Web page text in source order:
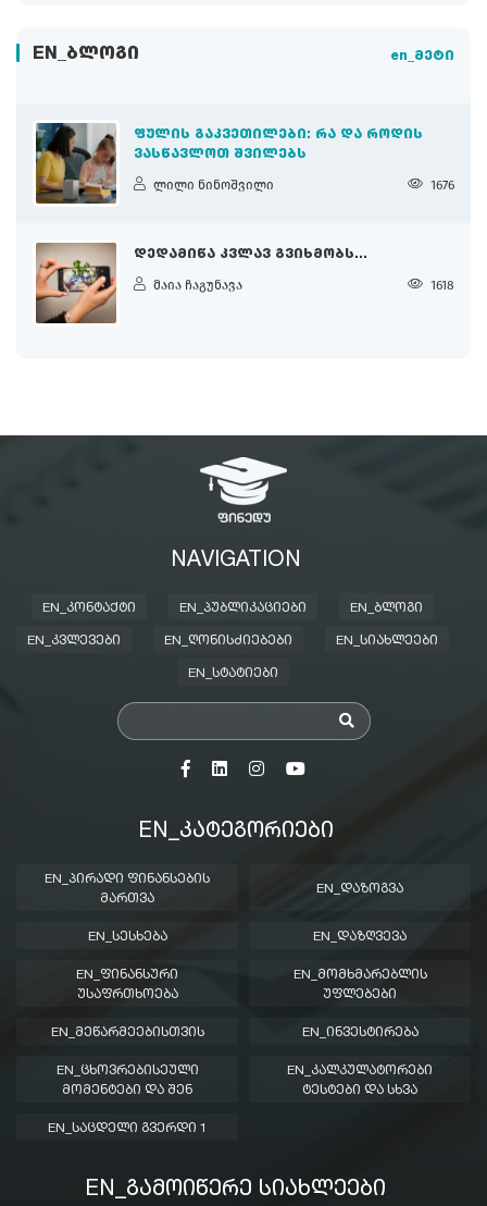
EN_ᲑᲚᲝᲒᲘ en_მეტი
ᲤᲣᲚᲘᲡ ᲒᲐᲙᲕᲔᲗᲘᲚᲔᲑᲘ: ᲠᲐ ᲓᲐ ᲠᲝᲓᲘᲡ
ᲕᲐᲡᲬᲐᲕᲚᲝᲗ ᲨᲕᲘᲚᲔᲑᲡ
ლილი ნინოშვილი 1676
ᲓᲔᲓᲐᲛᲘᲬᲐ ᲙᲕᲚᲐᲕ ᲒᲕᲘᲮᲛᲝᲑᲡ...
მაია ჩაგუნავა 1618
NAVIGATION
EN_ᲙᲝᲜᲢᲐᲥᲢᲘ EN_ᲞᲣᲑᲚᲘᲙᲐᲪᲘᲔᲑᲘ EN_ᲑᲚᲝᲒᲘ
EN_ᲙᲕᲚᲔᲕᲔᲑᲘ EN_ᲦᲝᲜᲘᲡᲫᲘᲔᲑᲔᲑᲘ EN_ᲡᲘᲐᲮᲚᲔᲔᲑᲘ
EN_ᲡᲢᲐᲢᲘᲔᲑᲘ
EN_ᲙᲐᲢᲔᲒᲝᲠᲘᲔᲑᲘ
EN_ᲞᲘᲠᲐᲓᲘ ᲤᲘᲜᲐᲜᲡᲔᲑᲘᲡ
ᲛᲐᲠᲗᲕᲐ
EN_ᲓᲐᲖᲝᲒᲕᲐ
EN_ᲡᲔᲡᲮᲔᲑᲐ EN_ᲓᲐᲖᲦᲕᲔᲕᲐ
EN_ᲤᲘᲜᲐᲜᲡᲣᲠᲘ
ᲣᲡᲐᲤᲠᲗᲮᲝᲔᲑᲐ
EN_ᲛᲝᲛᲮᲛᲐᲠᲔᲑᲚᲘᲡ
ᲣᲤᲚᲔᲑᲔᲑᲘ
EN_ᲛᲔᲬᲐᲠᲛᲔᲔᲑᲘᲡᲗᲕᲘᲡ EN_ᲘᲜᲕᲔᲡᲢᲘᲠᲔᲑᲐ
EN_ᲪᲮᲝᲕᲠᲔᲑᲘᲡᲔᲣᲚᲘ
ᲛᲝᲛᲔᲜᲢᲔᲑᲘ ᲓᲐ ᲨᲔᲜ
EN_ᲙᲐᲚᲙᲣᲚᲐᲢᲝᲠᲔᲑᲘ
ᲢᲔᲡᲢᲔᲑᲘ ᲓᲐ ᲡᲮᲕᲐ
EN_ᲡᲐᲪᲓᲔᲚᲘ ᲒᲕᲔᲠᲓᲘ 1
EN_ᲒᲐᲛᲝᲘᲬᲔᲠᲔ ᲡᲘᲐᲮᲚᲔᲔᲑᲘ